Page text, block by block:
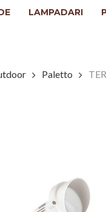
per cercare o ESC per
LAMPADARI
Paletto